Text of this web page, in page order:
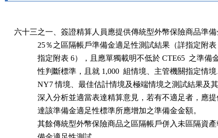
六十三之一、簽證精算人員應提供傳統型外幣保險商品準
25％之區隔帳戶準備金適足性測試結果（詳指定附表
指定附表 6），且應單獨載明不低於 CTE65  之準備
性判斷標準，且就 1,000  組情境、主管機關指定情
NY7 情境、最佳估計情境及極端情境之測試結果及
深入分析並適當表達精算意見，若有不適足者，應
            達該準備金適足性標準所應增加之準備金金額。
其餘傳統型外幣保險商品之區隔帳戶併入未區隔資